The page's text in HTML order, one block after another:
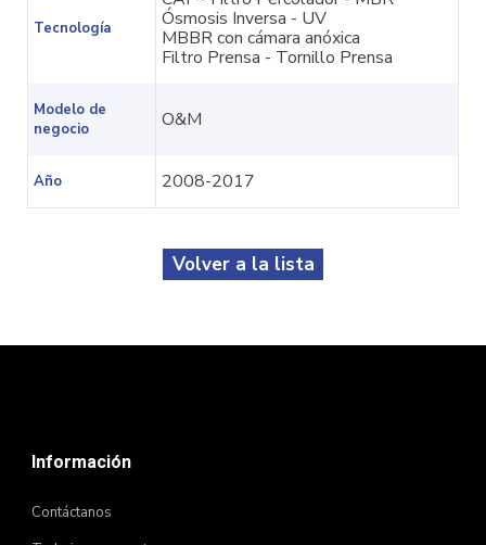
Tecnología
Ósmosis Inversa - UV
MBBR con cámara anóxica
Filtro Prensa - Tornillo Prensa
Modelo de
negocio
O&M
Año 2008-2017
Volver a la lista
Información
Contáctanos